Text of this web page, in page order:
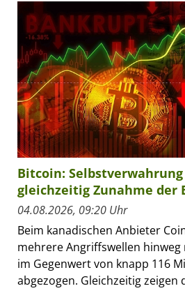
Bitcoin:
gleichzeitig Zunahme der
04.08.2026, 09:20 Uhr
Beim kanadischen Anbieter
mehrere Angriffswellen
im Gegenwert von knapp 116
abgezogen. Gleichzeitig zeigen